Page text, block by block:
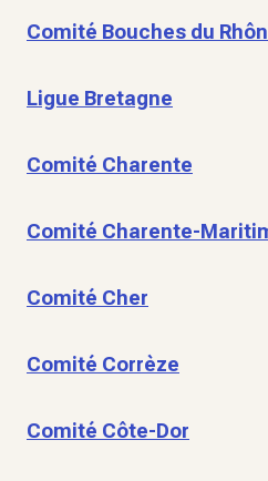
Comité Bouches du
Ligue Bretagne
Comité Charente
Comité Charente-
Comité Cher
Comité Corrèze
Comité Côte-Dor